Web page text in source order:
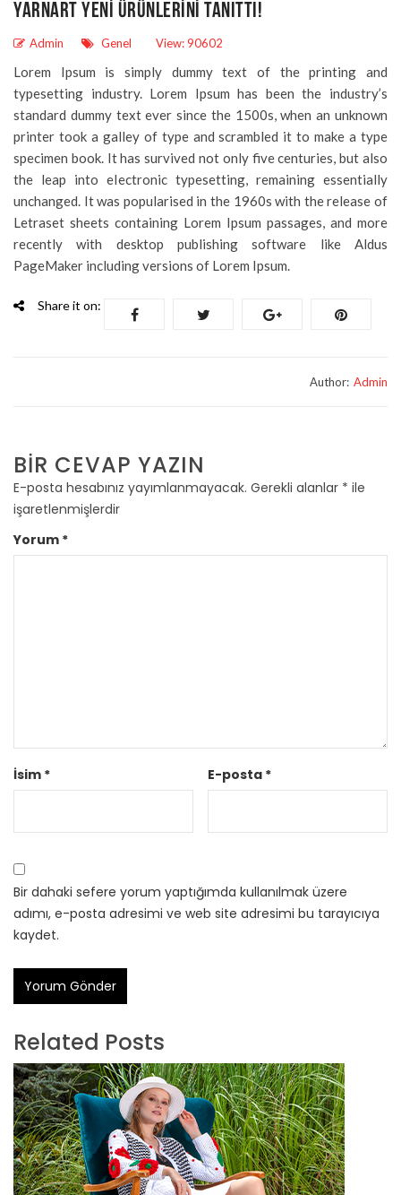
YARNART YENI ÜRÜNLERINI TANITTI!
Genel
Admin View: 90602
Lorem Ipsum is simply dummy text of the printing and
typesetting industry. Lorem Ipsum has been the industry’s
standard dummy text ever since the 1500s, when an unknown
printer took a galley of type and scrambled it to make a type
specimen book. It has survived not only five centuries, but also
the leap into electronic typesetting, remaining essentially
unchanged. It was popularised in the 1960s with the release of
Letraset sheets containing Lorem Ipsum passages, and more
recently with desktop publishing software like Aldus
PageMaker including versions of Lorem Ipsum.
Share it on:
Author: Admin
BIR CEVAP YAZIN
E-posta hesabınız yayımlanmayacak. Gerekli alanlar * ile
işaretlenmişlerdir
Yorum *
İsim * E-posta *
Bir dahaki sefere yorum yaptığımda kullanılmak üzere
adımı, e-posta adresimi ve web site adresimi bu tarayıcıya
kaydet.
Related Posts